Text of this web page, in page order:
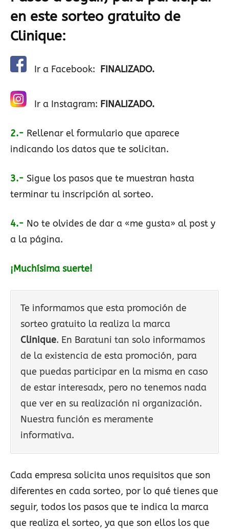
en este sorteo gratuito de
Clinique:
Ir a Facebook: FINALIZADO.
Ir a Instagram: FINALIZADO.
2.- Rellenar el formulario que aparece
indicando los datos que te solicitan.
3.- Sigue los pasos que te muestran hasta
terminar tu inscripción al sorteo.
4.- No te olvides de dar a «me gusta» al post y
a la página.
¡Muchísima suerte!
Te informamos que esta promoción de
sorteo gratuito la realiza la marca
Clinique. En Baratuni tan solo informamos
de la existencia de esta promoción, para
que puedas participar en la misma en caso
de estar interesadx, pero no tenemos nada
que ver en su realización ni organización.
Nuestra función es meramente
informativa.
Cada empresa solicita unos requisitos que son
diferentes en cada sorteo, por lo qué tienes que
seguir, todos los pasos que te indica la marca
que realiza el sorteo, ya que son ellos los que